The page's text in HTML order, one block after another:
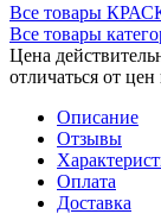
Все товары
Все товары
Цена
отличаться от
Описание
Отзывы
Оплата
Доставка